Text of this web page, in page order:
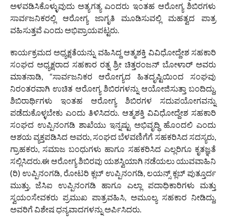
ಅಳವಡಿಸಿಕೊಳ್ಳುವುದು ಅತ್ಯಗತ್ಯ ಎಂದರು ಇಂತಹ ಆರೋಗ್ಯ ಶಿಬಿರಗಳು
ಸಾರ್ವಜನಿಕರಲ್ಲಿ ಆರೋಗ್ಯ ಜಾಗೃತಿ ಮೂಡಿಸುವಲ್ಲಿ ಮಹತ್ವದ ಪಾತ್ರ
ವಹಿಸುತ್ತವೆ ಎಂದು ಅಭಿಪ್ರಾಯಪಟ್ಟರು.
ಕಾರ್ಯಕ್ರಮದ ಅಧ್ಯಕ್ಷತೆಯನ್ನು ವಹಿಸಿದ್ದ ಆತ್ಮಶಕ್ತಿ ವಿವಿಧೋದ್ದೇಶ ಸಹಕಾರಿ
ಸಂಘದ ಅಧ್ಯಕ್ಷರಾದ ಸಹಕಾರ ರತ್ನ ಶ್ರೀ ಚಿತ್ತರಂಜನ್ ಬೋಳಾರ್ ಅವರು
ಮಾತನಾಡಿ, “ಸಾರ್ವಜನಿಕರ ಆರೋಗ್ಯದ ಹಿತದೃಷ್ಟಿಯಿಂದ ಸಂಘವು
ನಿರಂತರವಾಗಿ ಉಚಿತ ಆರೋಗ್ಯ ಶಿಬಿರಗಳನ್ನು ಆಯೋಜಿಸುತ್ತಾ ಬಂದಿದ್ದು,
ಶಿಬಿರಾರ್ಥಿಗಳು ಇಂತಹ ಆರೋಗ್ಯ ಶಿಬಿರಗಳ ಸದುಪಯೋಗವನ್ನು
ಪಡೆದುಕೊಳ್ಳಬೇಕು ಎಂದು ತಿಳಿಸಿದರು. ಆತ್ಮಶಕ್ತಿ ವಿವಿಧೋದ್ದೇಶ ಸಹಕಾರಿ
ಸಂಘದ ಉಪ್ಪಿನಂಗಡಿ ಶಾಖೆಯು ಇನ್ನಷ್ಟು ಅಭಿವೃದ್ಧಿ ಹೊಂದಲಿ ಎಂದು
ಆಶಯ ವ್ಯಕ್ತಪಡಿಸಿದ ಅವರು, ಸಂಘದ ಬೆಳವಣಿಗೆಗೆ ಸಹಕರಿಸಿದ ಸದಸ್ಯರು,
ಗ್ರಾಹಕರು, ಸಮಾಜ ಬಂಧುಗಳು ಹಾಗೂ ಸಹಕರಿಸಿದ ಎಲ್ಲರಿಗೂ ಕೃತಜ್ಞತೆ
ಸಲ್ಲಿಸಿದರು.ಈ ಆರೋಗ್ಯ ಶಿಬಿರವು ಯಶಸ್ವಿಯಾಗಿ ನಡೆಯಲು ಯುವವಾಹಿನಿ
(ರಿ) ಉಪ್ಪಿನಂಗಡಿ, ರೋಟರಿ ಕ್ಲಬ್ ಉಪ್ಪಿನಂಗಡಿ, ಲಯನ್ಸ್ ಕ್ಲಬ್ ಪುತ್ತೂರ್ದ
ಮುತ್ತು, ಜೆಸಿಐ ಉಪ್ಪಿನಂಗಡಿ ಹಾಗೂ ಎಲ್ಲಾ ಪದಾಧಿಕಾರಿಗಳು ಮತ್ತು
ಸ್ವಯಂಸೇವಕರು ಪ್ರಮುಖ ಪಾತ್ರವಹಿಸಿ, ಅಮೂಲ್ಯ ಸಹಕಾರ ನೀಡಿದ್ದು,
ಅವರಿಗೆ ವಿಶೇಷ ಧನ್ಯವಾದಗಳನ್ನು ಅರ್ಪಿಸಿದರು.